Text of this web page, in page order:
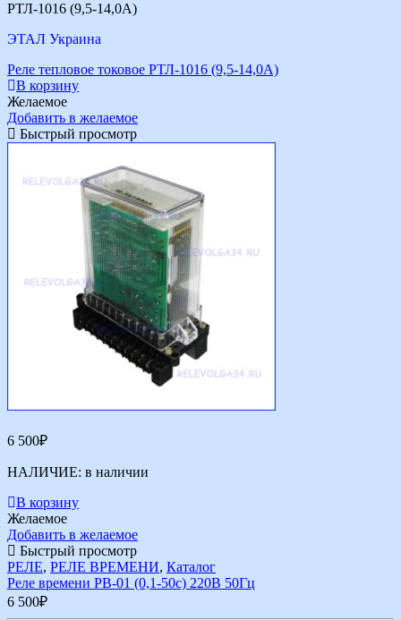
РТЛ-1016 (9,5-14,0А)
ЭТАЛ Украина
Реле тепловое токовое РТЛ-1016 (9,5-14,0А)
В корзину
Желаемое
Добавить в желаемое
Быстрый просмотр
6 500₽
НАЛИЧИЕ: в наличии
В корзину
Желаемое
Добавить в желаемое
Быстрый просмотр
РЕЛЕ, РЕЛЕ ВРЕМЕНИ, Каталог
Реле времени РВ-01 (0,1-50с) 220В 50Гц
6 500₽